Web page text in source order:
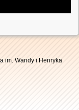
im. Wandy i Henryka